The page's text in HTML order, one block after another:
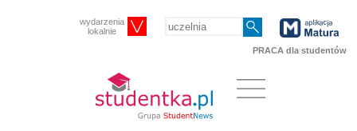
wydarzenia
lokalnie
PRACA dla studentów